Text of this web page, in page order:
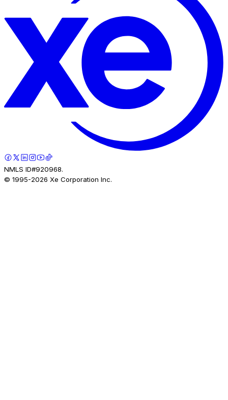
NMLS ID#920968.
© 1995-2026 Xe Corporation Inc.